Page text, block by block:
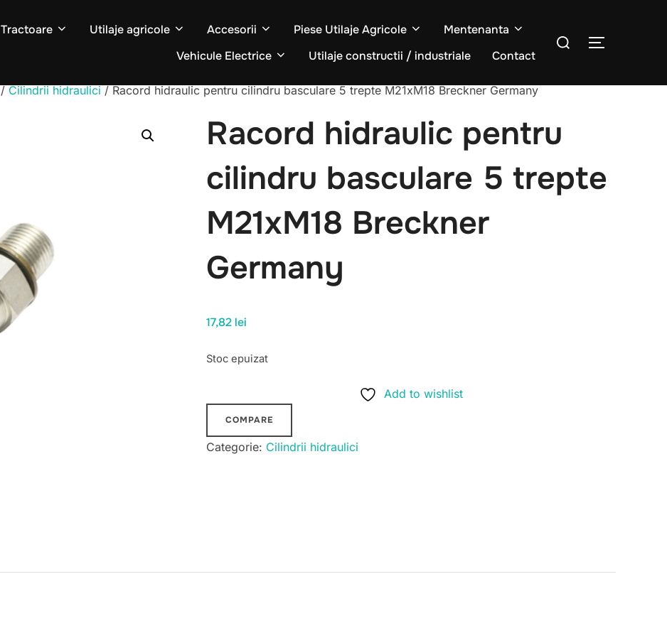
Tractoare Utilaje agricole Accesorii Piese Utilaje Agricole
Mentenanta
Vehicule Electrice
Utilaje constructii / industriale Contact
Caută
COMUTĂ
/ Cilindrii hidraulici / Racord hidraulic pentru cilindru basculare 5 trepte M21xM18 Breckner Germany
Racord hidraulic pentru
cilindru basculare 5 trepte
M21xM18 Breckner
Germany
17,82 lei
Stoc epuizat
Add to wishlist
COMPARE
Categorie: Cilindrii hidraulici